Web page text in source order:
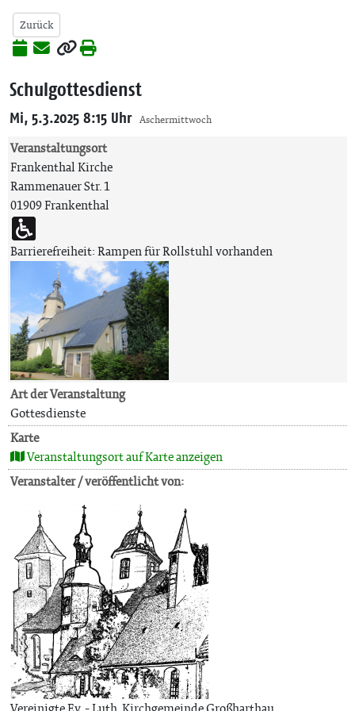
Zurück
Schulgottesdienst
Mi, 5.3.2025 8:15 Uhr Aschermittwoch
Veranstaltungsort
Frankenthal Kirche
Rammenauer Str. 1
01909 Frankenthal
Barrierefreiheit: Rampen für Rollstuhl vorhanden
Art der Veranstaltung
Gottesdienste
Karte
Veranstaltungsort auf Karte anzeigen
Veranstalter / veröffentlicht von: